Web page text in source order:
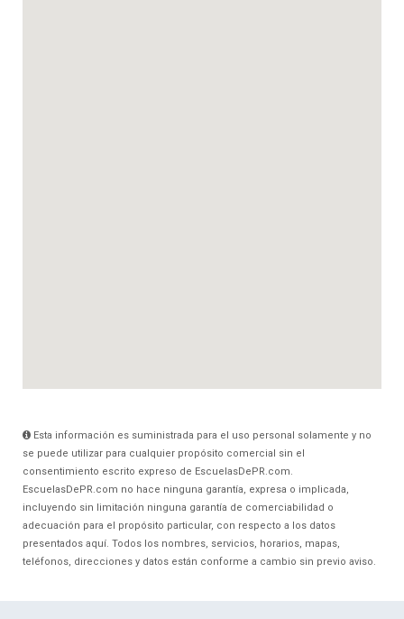
Esta información es suministrada para el uso personal solamente y no
se puede utilizar para cualquier propósito comercial sin el
consentimiento escrito expreso de EscuelasDePR.com.
EscuelasDePR.com no hace ninguna garantía, expresa o implicada,
incluyendo sin limitación ninguna garantía de comerciabilidad o
adecuación para el propósito particular, con respecto a los datos
presentados aquí. Todos los nombres, servicios, horarios, mapas,
teléfonos, direcciones y datos están conforme a cambio sin previo aviso.